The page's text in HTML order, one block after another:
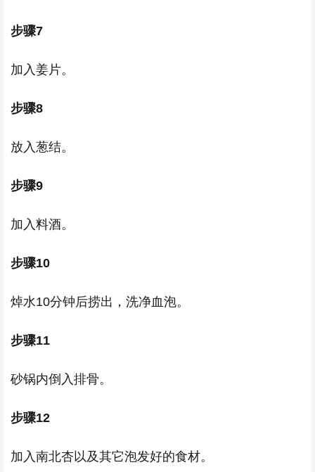
步骤7
加入姜片。
步骤8
放入葱结。
步骤9
加入料酒。
步骤10
焯水10分钟后捞出，洗净血泡。
步骤11
砂锅内倒入排骨。
步骤12
加入南北杏以及其它泡发好的食材。